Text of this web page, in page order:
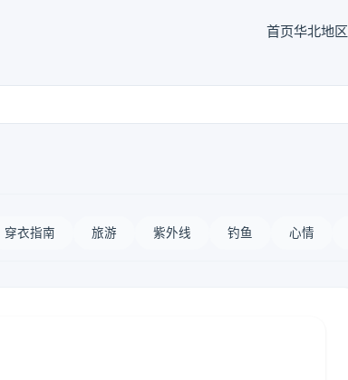
首页华北地区
穿衣指南 旅游 紫外线 钓鱼 心情